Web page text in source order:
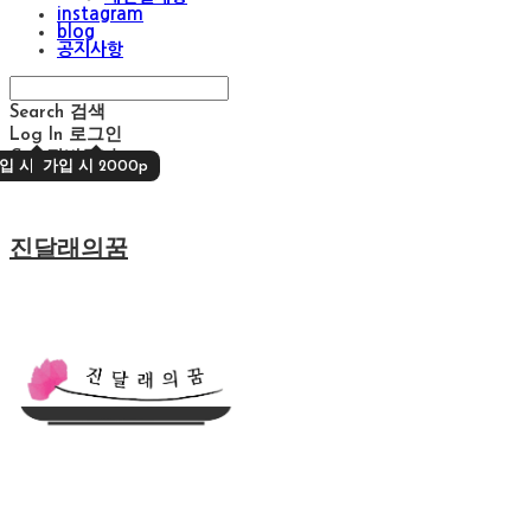
instagram
blog
공지사항
Search 검색
Log In
시 2000p
로그인
가입 시 2000p
Cart장바구니
진달래의꿈